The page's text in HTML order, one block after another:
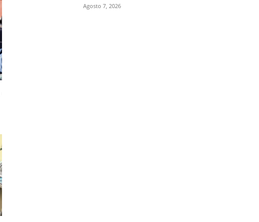
Agosto 7, 2026